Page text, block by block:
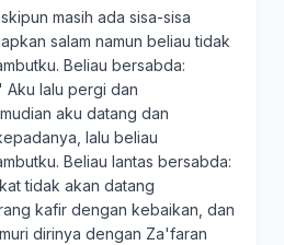
masih ada sisa-sisa
salam namun beliau tidak
Beliau bersabda:
Aku lalu pergi dan
aku datang dan
lalu beliau
Beliau lantas bersabda:
tidak akan datang
kafir dengan kebaikan, dan
dirinya dengan Za'faran